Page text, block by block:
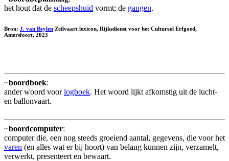
het hout dat de scheepshuid vormt; de gangen.
Bron: J. van Beylen Zeilvaart lexicon, Rijksdienst voor het Cultureel Erfgoed,
Amersfoort, 2023
~boordboek:
ander woord voorlogboek. Het woord lijkt afkomstig uit de lucht-
en ballonvaart.
~boordcomputer:
computer die, een nog steeds groeiend aantal, gegevens, die voor het
varen (en alles wat er bij hoort) van belang kunnen zijn, verzamelt,
verwerkt, presenteert en bewaart.